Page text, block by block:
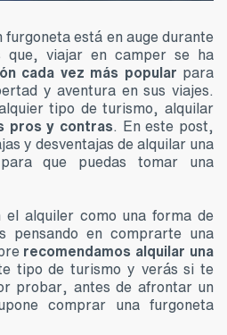
está en auge durante
que, viajar en camper se ha
cada vez más popular para
y aventura en sus viajes.
tipo de turismo, alquilar
pros y contras. En este post,
y desventajas de alquilar una
que puedas tomar una
el alquiler como una forma de
pensando en comprarte una
recomendamos alquilar una
tipo de turismo y verás si te
probar, antes de afrontar un
comprar una furgoneta